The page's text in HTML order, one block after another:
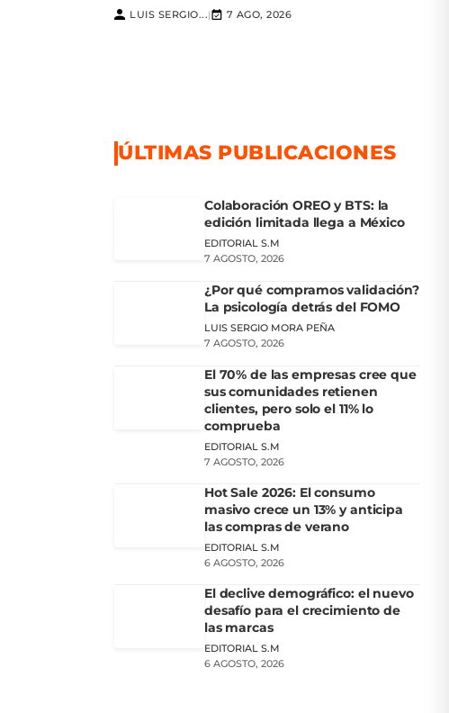
LUIS SERGIO...| 7 AGO, 2026
ÚLTIMAS PUBLICACIONES
Colaboración OREO y BTS: la
edición limitada llega a México
EDITORIAL S.M
7 AGOSTO, 2026
¿Por qué compramos validación?
La psicología detrás del FOMO
LUIS SERGIO MORA PEÑA
7 AGOSTO, 2026
El 70% de las empresas cree que
sus comunidades retienen
clientes, pero solo el 11% lo
comprueba
EDITORIAL S.M
7 AGOSTO, 2026
Hot Sale 2026: El consumo
masivo crece un 13% y anticipa
las compras de verano
EDITORIAL S.M
6 AGOSTO, 2026
El declive demográfico: el nuevo
desafío para el crecimiento de
las marcas
EDITORIAL S.M
6 AGOSTO, 2026